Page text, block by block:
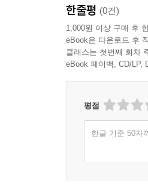
한줄평 (0건)
1,000원 이상 구매 후
eBook은 다운로드 후
클래스는 첫번째 회차
eBook 페이백, CD/LP,
평점
한글 기준 50자